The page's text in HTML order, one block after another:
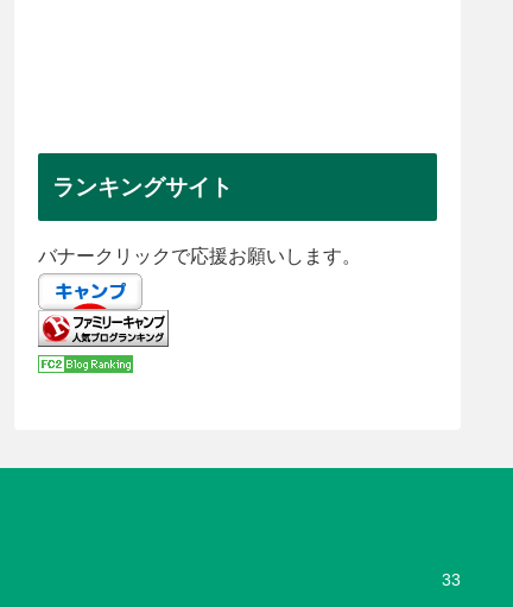
ランキングサイト
バナークリックで応援お願いします。
33